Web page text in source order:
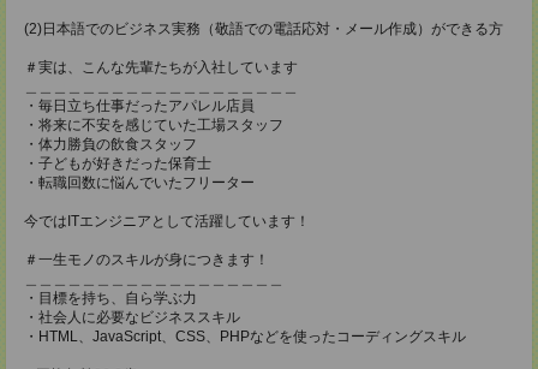
(2)日本語でのビジネス実務（敬語での電話応対・メール作成）ができる方
＃実は、こんな先輩たちが入社しています
・毎日立ち仕事だったアパレル店員
・将来に不安を感じていた工場スタッフ
・体力勝負の飲食スタッフ
・子どもが好きだった保育士
・転職回数に悩んでいたフリーター
今ではITエンジニアとして活躍しています！
＃一生モノのスキルが身につきます！
・目標を持ち、自ら学ぶ力
・社会人に必要なビジネススキル
・HTML、JavaScript、CSS、PHPなどを使ったコーディングスキル